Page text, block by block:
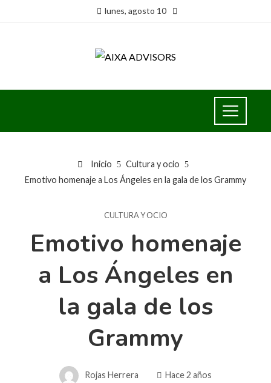
lunes, agosto 10
Inicio
Cultura y ocio
Emotivo homenaje a Los Ángeles en la gala de los Grammy
CULTURA Y OCIO
Emotivo homenaje
a Los Ángeles en
la gala de los
Grammy
Rojas Herrera Hace 2 años